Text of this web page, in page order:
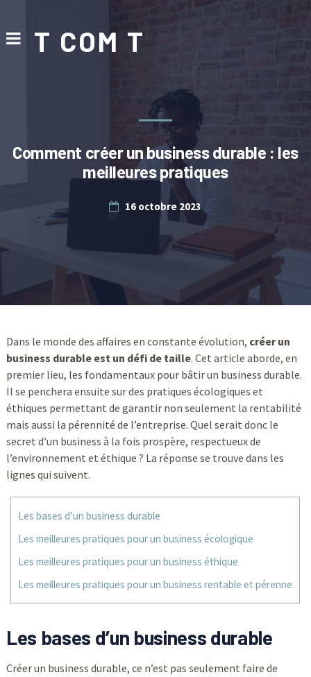
T COM T
Comment créer un business durable : les
meilleures pratiques
16 octobre 2023
Dans le monde des affaires en constante évolution, créer un
business durable est un défi de taille. Cet article aborde, en
premier lieu, les fondamentaux pour bâtir un business durable.
Il se penchera ensuite sur des pratiques écologiques et
éthiques permettant de garantir non seulement la rentabilité
mais aussi la pérennité de l’entreprise. Quel serait donc le
secret d’un business à la fois prospère, respectueux de
l’environnement et éthique ? La réponse se trouve dans les
lignes qui suivent.
Les bases d’un business durable
Les meilleures pratiques pour un business écologique
Les meilleures pratiques pour un business éthique
Les meilleures pratiques pour un business rentable et pérenne
Les bases d’un business durable
Créer un business durable, ce n’est pas seulement faire de